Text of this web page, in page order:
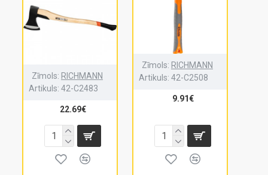
Zīmols: RICHMANN
Artikuls: 42-C2483
22.69€
Zīmols: RICHMANN
Artikuls: 42-C2508
9.91€